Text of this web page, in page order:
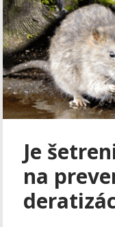
Je
na